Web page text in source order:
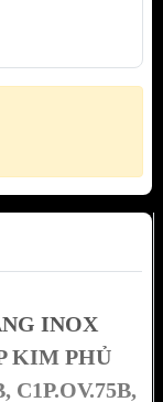
INOX
KIM PHỦ
C1P.OV.75B,